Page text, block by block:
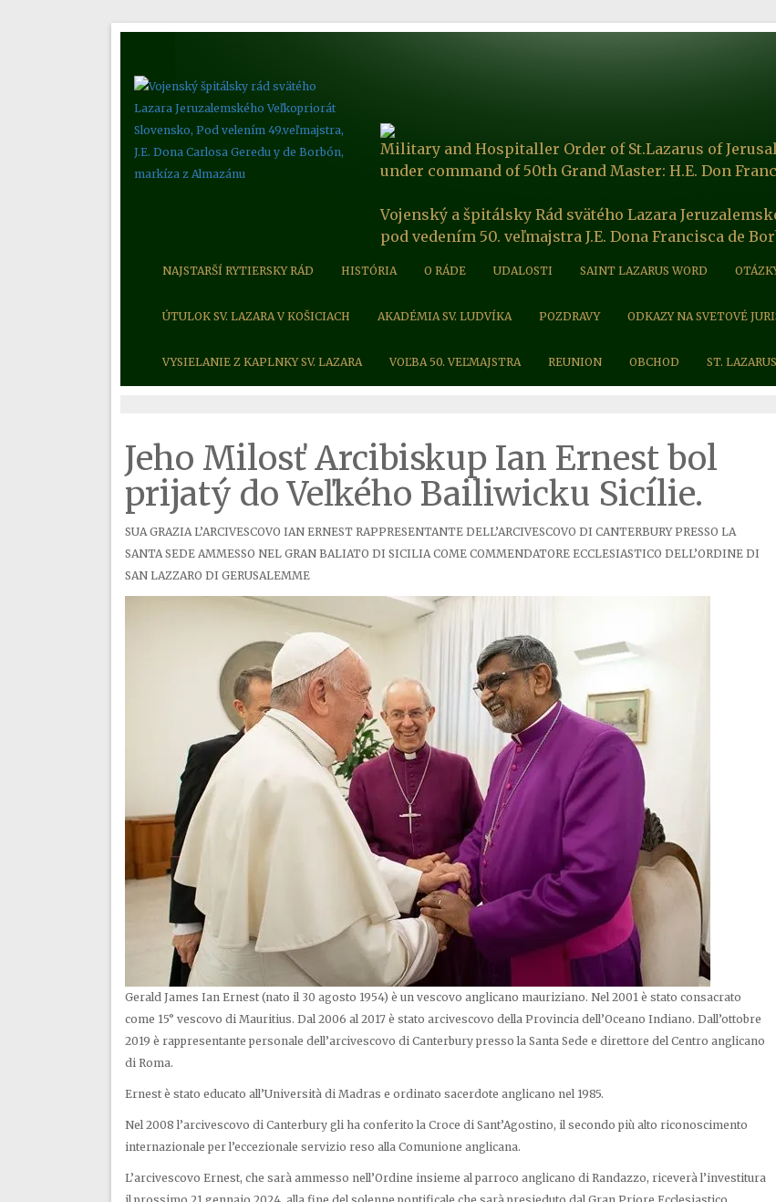
Military and Hospitaller Order of St.Lazarus of
under command of 50th Grand Master: H.E. Don
Vojenský a špitálsky Rád svätého Lazara
pod vedením 50. veľmajstra J.E. Dona Francisca de
NAJSTARŠÍ RYTIERSKY RÁD HISTÓRIA O RÁDE UDALOSTI SAINT LAZARUS WORD
ÚTULOK SV. LAZARA V KOŠICIACH AKADÉMIA SV. LUDVÍKA POZDRAVY ODKAZY NA SVETOVÉ
VYSIELANIE Z KAPLNKY SV. LAZARA VOĽBA 50. VEĽMAJSTRA REUNION OBCHOD ST.
Jeho Milosť Arcibiskup Ian Ernest bol
prijatý do Veľkého Bailiwicku Sicílie.
SUA GRAZIA L’ARCIVESCOVO IAN ERNEST RAPPRESENTANTE DELL’ARCIVESCOVO DI CANTERBURY PRESSO LA
SANTA SEDE AMMESSO NEL GRAN BALIATO DI SICILIA COME COMMENDATORE ECCLESIASTICO DELL’ORDINE DI
SAN LAZZARO DI GERUSALEMME
Gerald James Ian Ernest (nato il 30 agosto 1954) è un vescovo anglicano mauriziano. Nel 2001 è stato consacrato
come 15° vescovo di Mauritius. Dal 2006 al 2017 è stato arcivescovo della Provincia dell’Oceano Indiano. Dall’ottobre
2019 è rappresentante personale dell’arcivescovo di Canterbury presso la Santa Sede e direttore del Centro anglicano
di Roma.
Ernest è stato educato all’Università di Madras e ordinato sacerdote anglicano nel 1985.
Nel 2008 l’arcivescovo di Canterbury gli ha conferito la Croce di Sant’Agostino, il secondo più alto riconoscimento
internazionale per l’eccezionale servizio reso alla Comunione anglicana.
L’arcivescovo Ernest, che sarà ammesso nell’Ordine insieme al parroco anglicano di Randazzo, riceverà l’investitura